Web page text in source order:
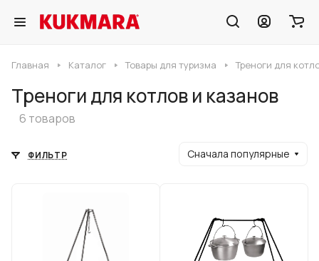
Главная Каталог Товары для туризма Треноги для
Треноги для котлов и казанов
6 товаров
ФИЛЬТР Сначала популярные